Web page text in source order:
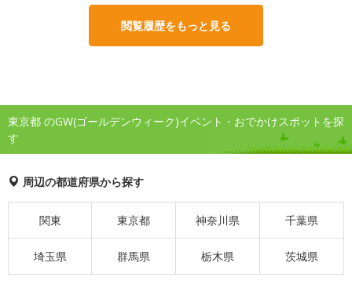
閲覧履歴をもっと見る
東京都 のGW(ゴールデンウィーク)イベント・おでかけスポットを探
す
周辺の都道府県から探す
関東 東京都 神奈川県 千葉県
埼玉県 群馬県 栃木県 茨城県